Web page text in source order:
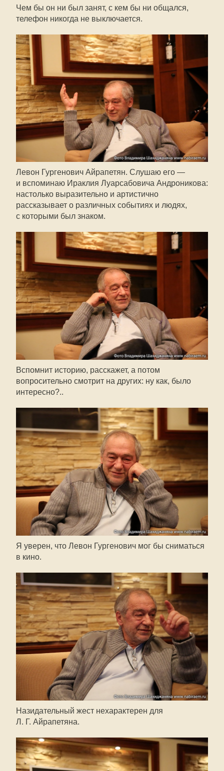
Чем бы он ни был занят, с кем бы ни общался,
телефон никогда не выключается.
Левон Гургенович Айрапетян. Слушаю его —
и вспоминаю Ираклия Луарсабовича Андроникова:
настолько выразительно и артистично
рассказывает о различных событиях и людях,
с которыми был знаком.
Вспомнит историю, расскажет, а потом
вопросительно смотрит на других: ну как, было
интересно?..
Я уверен, что Левон Гургенович мог бы сниматься
в кино.
Назидательный жест нехарактерен для
Л. Г. Айрапетяна.